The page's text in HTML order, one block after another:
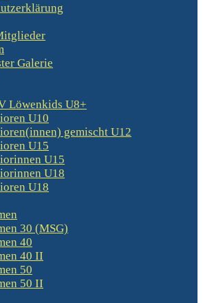
Galerie
Löwenkids U8+
U10
gemischt U12
U15
U15
U18
U18
30 (MSG)
40
40 II
50
50 II